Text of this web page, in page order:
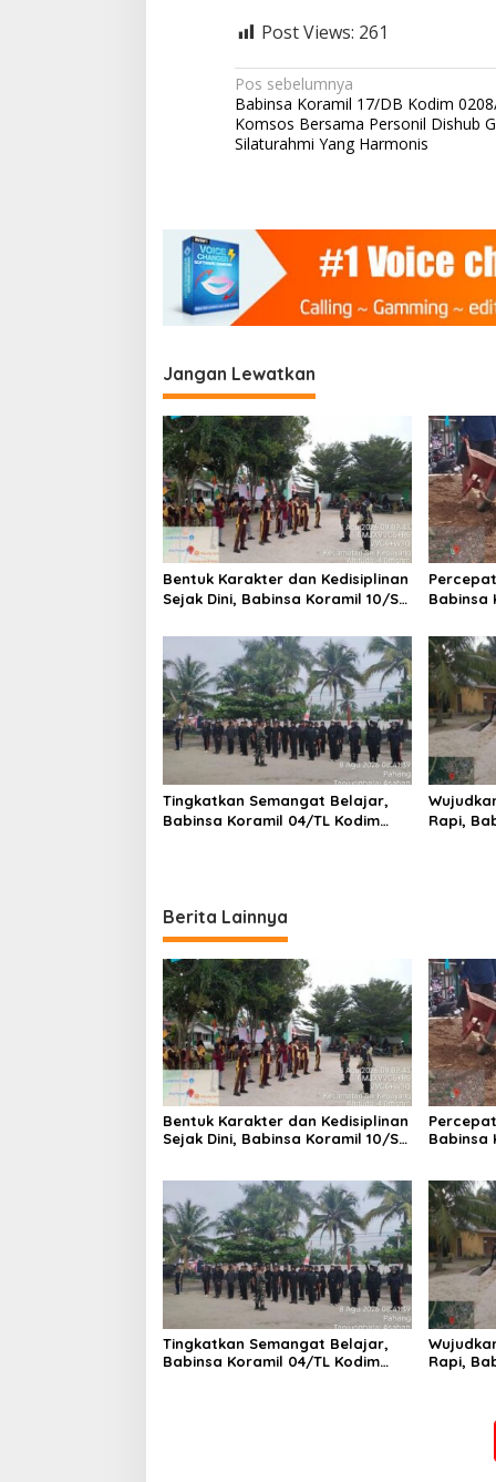
a
n
Post Views: 261
N
a
v
a
s
i
p
o
s
Pos sebelumnya
Babinsa Koramil 17/DB Kodim
Komsos Bersama Personil Dishub
Silaturahmi Yang Harmonis
Jangan Lewatkan
Bentuk Karakter dan Kedisiplinan
Sejak Dini, Babinsa Koramil 10/SK
Pelatihan PBB dan Etika Bagi
Siswa MIN 7 Pertahanan
Babinsa
dan
Gotong
Tingkatkan Semangat Belajar,
Babinsa Koramil 04/TL Kodim
Rapi,
Berita Lainnya
Bentuk Karakter dan Kedisiplinan
Sejak Dini, Babinsa Koramil 10/SK
Siswa MIN 7 Pertahanan
Babinsa
Gotong
Tingkatkan Semangat Belajar,
Babinsa Koramil 04/TL Kodim
Rapi,